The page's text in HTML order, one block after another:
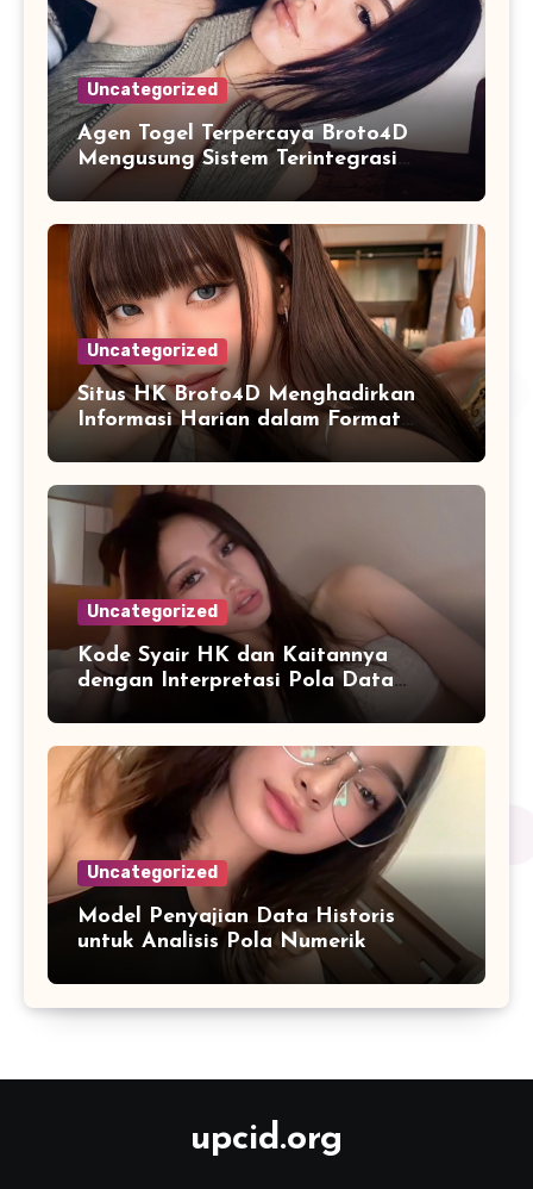
Uncategorized
Agen Togel Terpercaya Broto4D
Mengusung Sistem Terintegrasi
untuk Akses
Uncategorized
Situs HK Broto4D Menghadirkan
Informasi Harian dalam Format
yang Mudah Dipahami
Uncategorized
Kode Syair HK dan Kaitannya
dengan Interpretasi Pola Data
Uncategorized
Model Penyajian Data Historis
untuk Analisis Pola Numerik
upcid.org